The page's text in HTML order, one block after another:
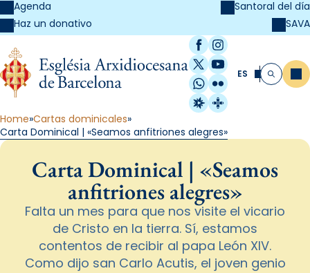
Agenda
Haz un donativo
Santoral del día
SAVA
Facebook
Instagram
X / Twitter
YouTube
WhatsApp
Flickr
Radio Estel
Catalunya
ES Buscar
Home Cartas dominicales
Carta Dominical | «Seamos anfitriones alegres»
Carta Dominical | «Seamos
anfitriones alegres»
Falta un mes para que nos visite el vicario
de Cristo en la tierra. Sí, estamos
contentos de recibir al papa León XIV.
Como dijo san Carlo Acutis, el joven genio